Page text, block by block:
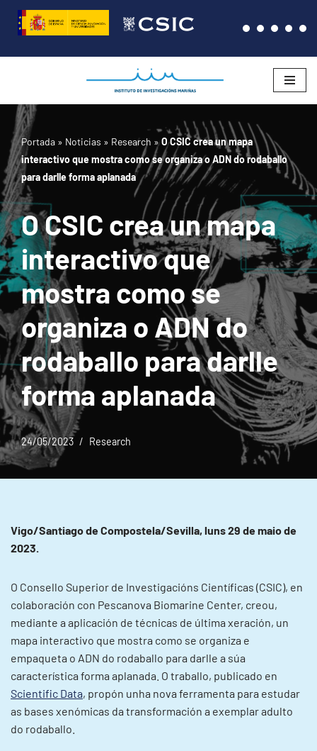
Saltar
al
Portada » Noticias » Research »O CSIC crea un mapa
interactivo que mostra como se organiza o ADN do rodaballo
para darlle forma aplanada
O CSIC crea un mapa
interactivo que
mostra como se
organiza o ADN do
rodaballo para darlle
forma aplanada
24/05/2023 Research
Vigo/Santiago de Compostela/Sevilla, luns 29 de maio de
2023.
O Consello Superior de Investigacións Científicas (CSIC), en
colaboración con Pescanova Biomarine Center, creou,
mediante a aplicación de técnicas de última xeración, un
mapa interactivo que mostra como se organiza e
empaqueta o ADN do rodaballo para darlle a súa
característica forma aplanada. O traballo, publicado en
Scientific Data, propón unha nova ferramenta para estudar
as bases xenómicas da transformación a exemplar adulto
do rodaballo.